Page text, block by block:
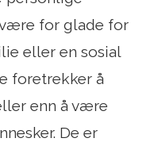
for glade for
eller en sosial
foretrekker å
enn å være
De er